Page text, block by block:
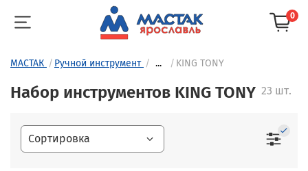
0
МАСТАК Ручной инструмент ... KING TONY
Набор инструментов KING TONY 23 шт.